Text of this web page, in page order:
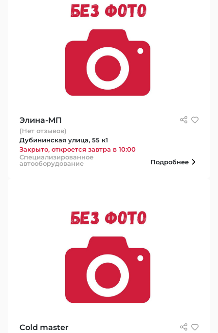
Элина-МП
(Нет отзывов)
Дубининская улица, 55 к1
Закрыто, откроется завтра в 10:00
Специализированное
автооборудование
Подробнее
Cold master